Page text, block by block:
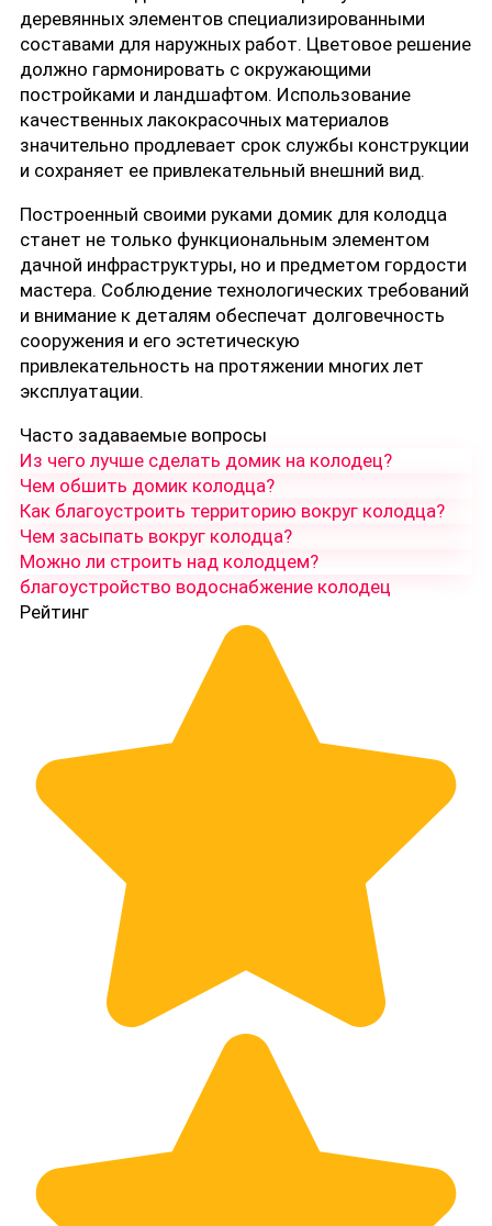
деревянных элементов специализированными
составами для наружных работ. Цветовое решение
должно гармонировать с окружающими
постройками и ландшафтом. Использование
качественных лакокрасочных материалов
значительно продлевает срок службы конструкции
и сохраняет ее привлекательный внешний вид.
Построенный своими руками домик для колодца
станет не только функциональным элементом
дачной инфраструктуры, но и предметом гордости
мастера. Соблюдение технологических требований
и внимание к деталям обеспечат долговечность
сооружения и его эстетическую
привлекательность на протяжении многих лет
эксплуатации.
Часто задаваемые вопросы
Из чего лучше сделать домик на колодец?
Чем обшить домик колодца?
Как благоустроить территорию вокруг колодца?
Чем засыпать вокруг колодца?
Можно ли строить над колодцем?
благоустройство водоснабжение колодец
Рейтинг